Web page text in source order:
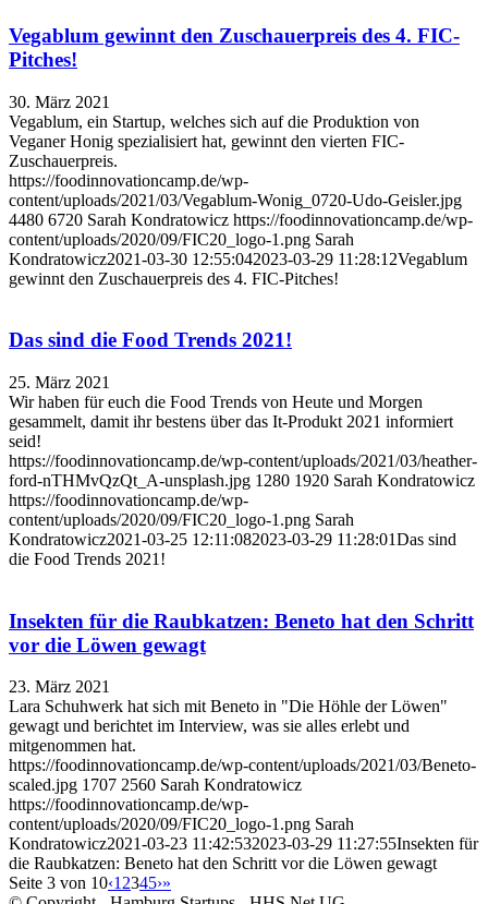
Vegablum gewinnt den Zuschauerpreis des 4. FIC-
Pitches!
30. März 2021
Vegablum, ein Startup, welches sich auf die Produktion von
Veganer Honig spezialisiert hat, gewinnt den vierten FIC-
Zuschauerpreis.
https://foodinnovationcamp.de/wp-
content/uploads/2021/03/Vegablum-Wonig_0720-Udo-Geisler.jpg
4480 6720 Sarah Kondratowicz https://foodinnovationcamp.de/wp-
content/uploads/2020/09/FIC20_logo-1.png Sarah
Kondratowicz2021-03-30 12:55:042023-03-29 11:28:12Vegablum
gewinnt den Zuschauerpreis des 4. FIC-Pitches!
Das sind die Food Trends 2021!
25. März 2021
Wir haben für euch die Food Trends von Heute und Morgen
gesammelt, damit ihr bestens über das It-Produkt 2021 informiert
seid!
https://foodinnovationcamp.de/wp-content/uploads/2021/03/heather-
ford-nTHMvQzQt_A-unsplash.jpg 1280 1920 Sarah Kondratowicz
https://foodinnovationcamp.de/wp-
content/uploads/2020/09/FIC20_logo-1.png Sarah
Kondratowicz2021-03-25 12:11:082023-03-29 11:28:01Das sind
die Food Trends 2021!
Insekten für die Raubkatzen: Beneto hat den Schritt
vor die Löwen gewagt
23. März 2021
Lara Schuhwerk hat sich mit Beneto in "Die Höhle der Löwen"
gewagt und berichtet im Interview, was sie alles erlebt und
mitgenommen hat.
https://foodinnovationcamp.de/wp-content/uploads/2021/03/Beneto-
scaled.jpg 1707 2560 Sarah Kondratowicz
https://foodinnovationcamp.de/wp-
content/uploads/2020/09/FIC20_logo-1.png Sarah
Kondratowicz2021-03-23 11:42:532023-03-29 11:27:55Insekten für
die Raubkatzen: Beneto hat den Schritt vor die Löwen gewagt
Seite 3 von 10‹1 2345›»